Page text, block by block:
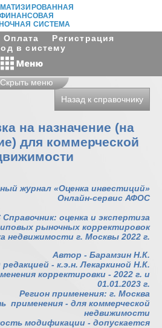
ФИНАНСОВАЯ
СИСТЕМА
Оплата
Регистрация
в систему
Скрыть меню
Назад к справочнику
на назначение (на
для коммерческой
журнал «Оценка инвестиций»
Онлайн-сервис АФОС
оценка и экспертиза
рыночных корректировок
недвижимости г. Москвы 2022 г.
Автор - Барамзин Н.К.
- к.э.н. Лекаркиной Н.К.
корректировки - 2022 г. и
01.01.2023 г.
Регион применения: г. Москва
применения - для коммерческой
недвижимости
модификации - допускается